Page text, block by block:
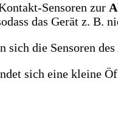
Sensoren zur
das Gerät z. B.
sich die Sensoren
sich eine kleine